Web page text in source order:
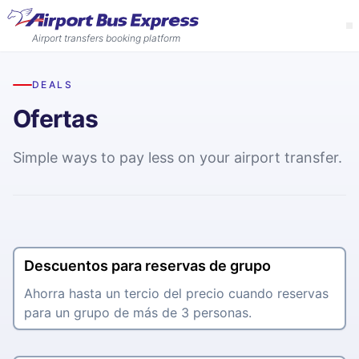
Airport transfers booking platform
Inglés
Italiano
Español
Reservar billetes
Aeropuertos
Servicios para el aeropuerto de Luton
Descuentos para reservas de grupo
Ahorra hasta un tercio del precio cuando reservas para un
grupo de más de 3 personas.
Descuentos por reserva anticipada
Ahorra hasta un tercio del precio cuando reservas para un
Acerca de
Acerca de nosotros
Acerca de Airport Bus Express.
Ayuda
DEALS
Ofertas
Simple ways to pay less on your airport transfer.
Descuentos para reservas de grupo
Ahorra hasta un tercio del precio cuando reservas
para un grupo de más de 3 personas.